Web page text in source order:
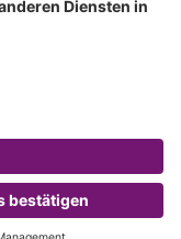
& Chemicals GmbH.